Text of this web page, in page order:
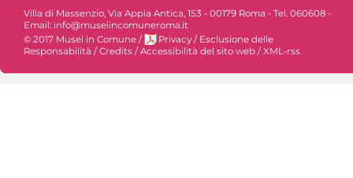
Villa di Massenzio, Via Appia Antica, 153 - 00179 Roma - Tel. 060608 -
Email: info@museiincomuneroma.it
© 2017 Musei in Comune / Privacy / Esclusione delle
Responsabilità / Credits / Accessibilità del sito web / XML-rss